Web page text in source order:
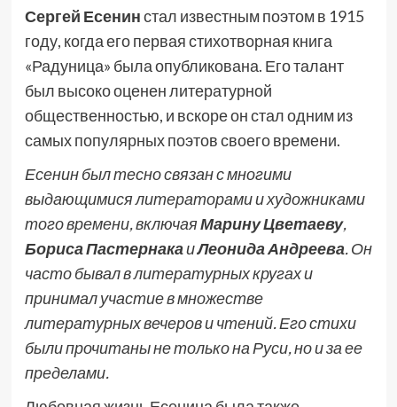
Сергей Есенинстал известным поэтом в 1915
году, когда его первая стихотворная книга
«Радуница» была опубликована. Его талант
был высоко оценен литературной
общественностью, и вскоре он стал одним из
самых популярных поэтов своего времени.
Есенин был тесно связан с многими
выдающимися литераторами и художниками
того времени, включаяМарину Цветаеву,
Бориса ПастернакаиЛеонида Андреева. Он
часто бывал в литературных кругах и
принимал участие в множестве
литературных вечеров и чтений. Его стихи
были прочитаны не только на Руси, но и за ее
пределами.